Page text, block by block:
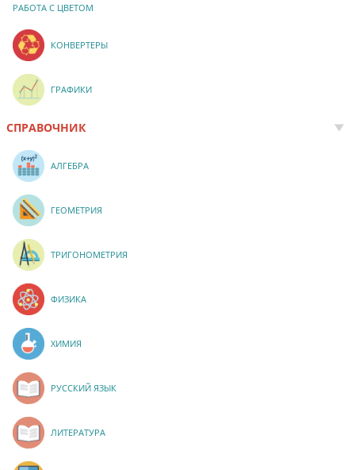
РАБОТА С ЦВЕТОМ
КОНВЕРТЕРЫ
ГРАФИКИ
СПРАВОЧНИК
АЛГЕБРА
ГЕОМЕТРИЯ
ТРИГОНОМЕТРИЯ
ФИЗИКА
ХИМИЯ
РУССКИЙ ЯЗЫК
ЛИТЕРАТУРА